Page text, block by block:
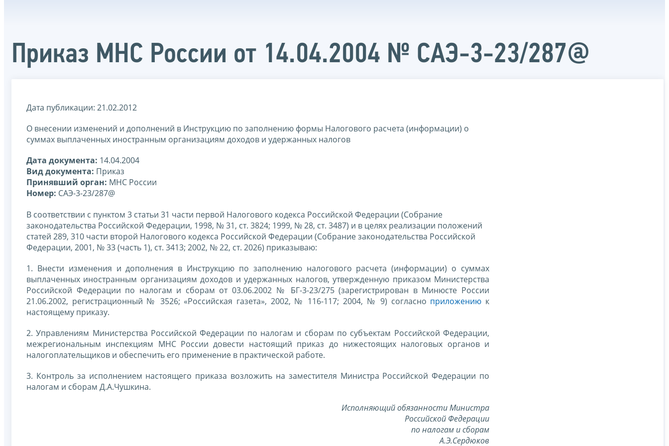
Приказ МНС России от 14.04.2004 № САЭ-3-23/287@
Дата публикации: 21.02.2012
О внесении изменений и дополнений в Инструкцию по заполнению формы Налогового расчета (информации) о
суммах выплаченных иностранным организациям доходов и удержанных налогов
Дата документа: 14.04.2004
Вид документа: Приказ
Принявший орган: МНС России
Номер: САЭ-3-23/287@
В соответствии с пунктом 3 статьи 31 части первой Налогового кодекса Российской Федерации (Собрание
законодательства Российской Федерации, 1998, № 31, ст. 3824; 1999, № 28, ст. 3487) и в целях реализации положений
статей 289, 310 части второй Налогового кодекса Российской Федерации (Собрание законодательства Российской
Федерации, 2001, № 33 (часть 1), ст. 3413; 2002, № 22, ст. 2026) приказываю:
1. Внести изменения и дополнения в Инструкцию по заполнению налогового расчета (информации) о суммах
выплаченных иностранным организациям доходов и удержанных налогов, утвержденную приказом Министерства
Российской Федерации по налогам и сборам от 03.06.2002 № БГ-3-23/275 (зарегистрирован в Минюсте России
21.06.2002, регистрационный № 3526; «Российская газета», 2002, № 116-117; 2004, № 9) согласно приложению к
настоящему приказу.
2. Управлениям Министерства Российской Федерации по налогам и сборам по субъектам Российской Федерации,
межрегиональным инспекциям МНС России довести настоящий приказ до нижестоящих налоговых органов и
налогоплательщиков и обеспечить его применение в практической работе.
3. Контроль за исполнением настоящего приказа возложить на заместителя Министра Российской Федерации по
налогам и сборам Д.А.Чушкина.
Исполняющий обязанности Министра
Российской Федерации
по налогам и сборам
А.Э.Сердюков